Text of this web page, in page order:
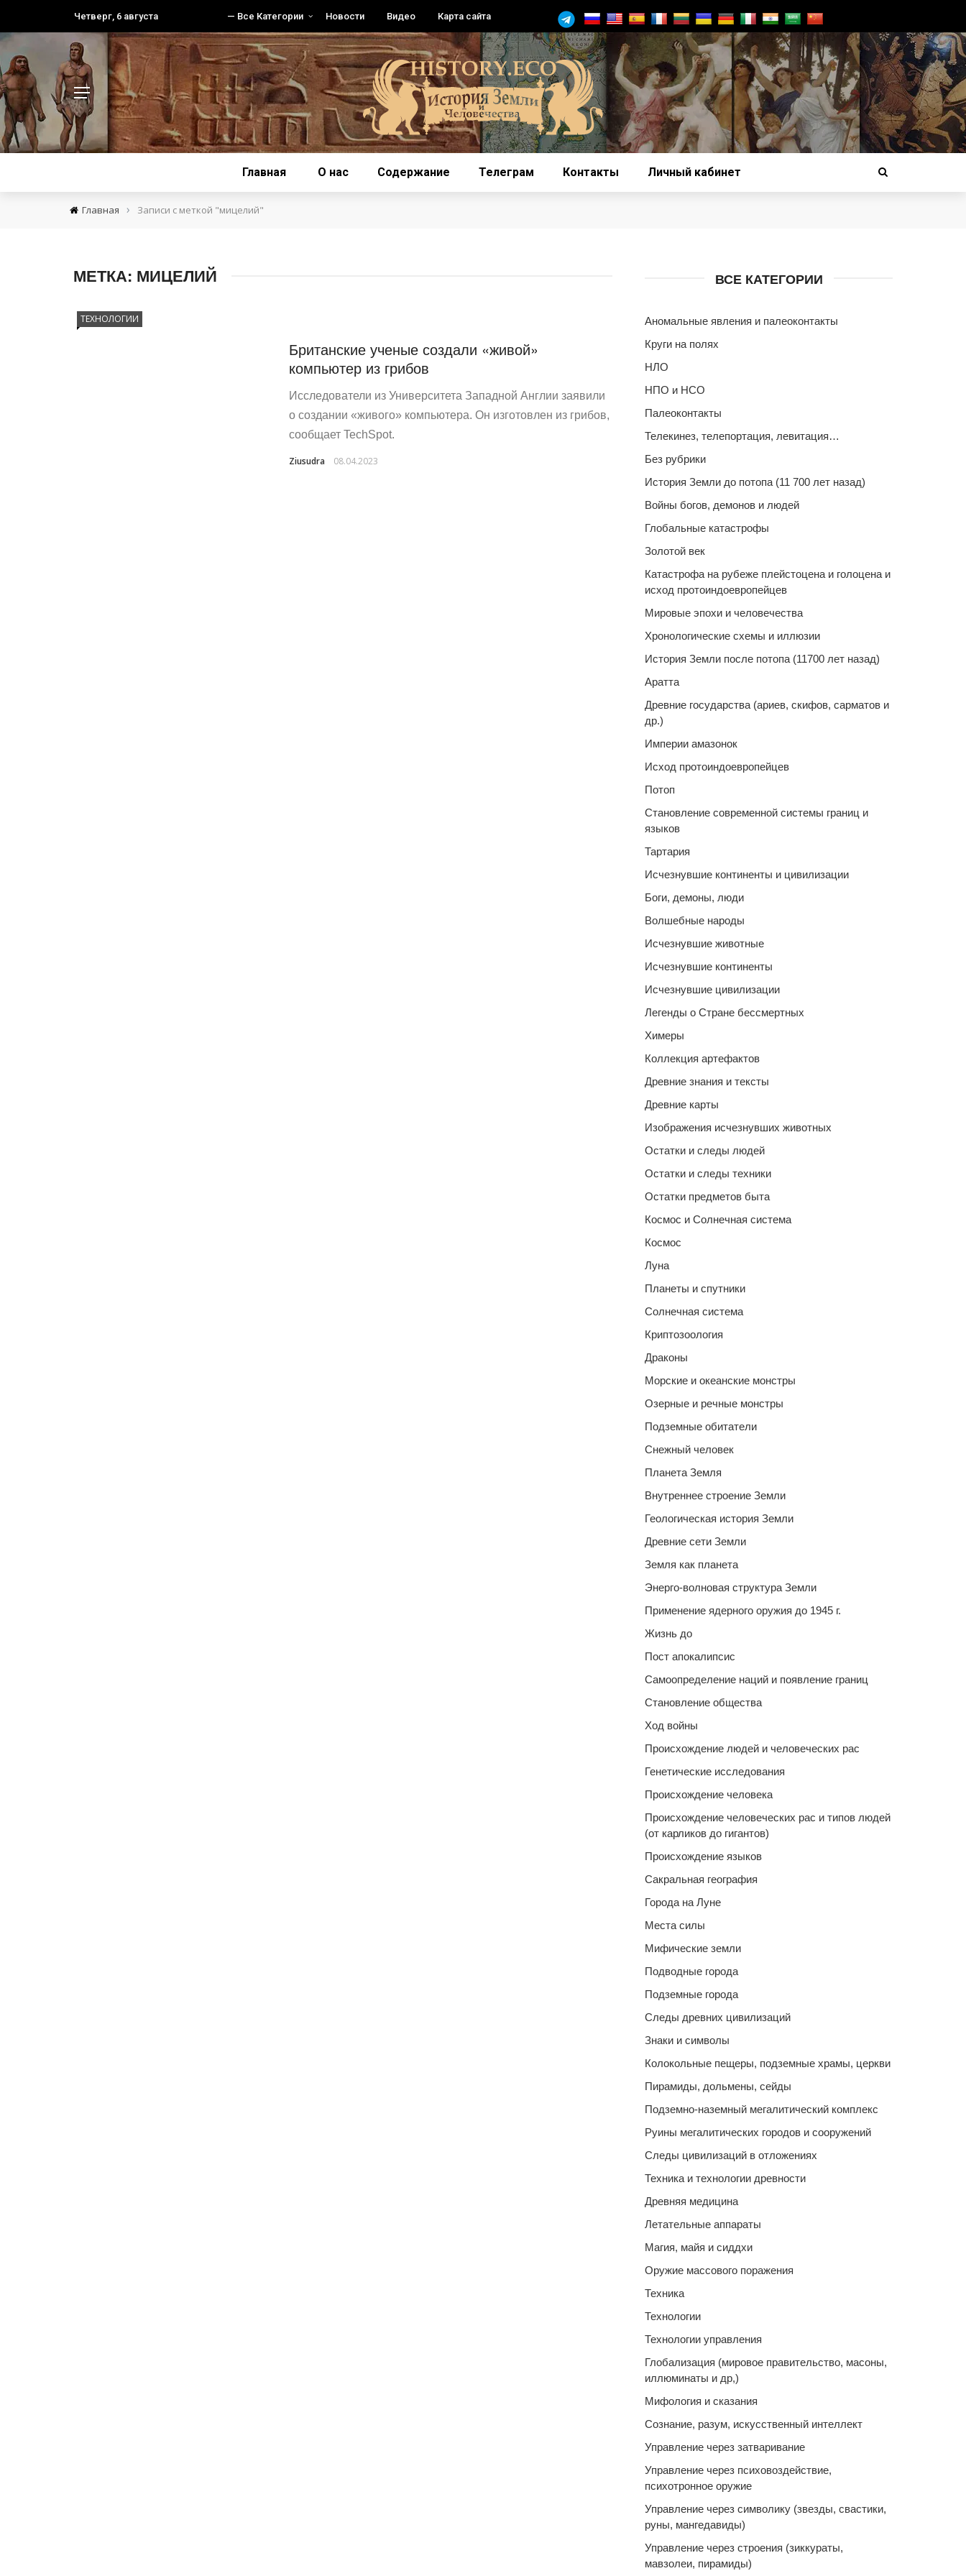
Четверг, 6 августа — Все Категории Новости Видео Карта сайта
Главная О нас Содержание Телеграм Контакты Личный кабинет
Главная › Записи с меткой "мицелий"
МЕТКА: МИЦЕЛИЙ
ТЕХНОЛОГИИ
Британские ученые создали «живой»
компьютер из грибов
Исследователи из Университета Западной Англии заявили
о создании «живого» компьютера. Он изготовлен из грибов,
сообщает TechSpot.
Ziusudra 08.04.2023
ВСЕ КАТЕГОРИИ
Аномальные явления и палеоконтакты
Круги на полях
НЛО
НПО и НСО
Палеоконтакты
Телекинез, телепортация, левитация…
Без рубрики
История Земли до потопа (11 700 лет назад)
Войны богов, демонов и людей
Глобальные катастрофы
Золотой век
Катастрофа на рубеже плейстоцена и голоцена и
исход протоиндоевропейцев
Мировые эпохи и человечества
Хронологические схемы и иллюзии
История Земли после потопа (11700 лет назад)
Аратта
Древние государства (ариев, скифов, сарматов и
др.)
Империи амазонок
Исход протоиндоевропейцев
Потоп
Становление современной системы границ и
языков
Тартария
Исчезнувшие континенты и цивилизации
Боги, демоны, люди
Волшебные народы
Исчезнувшие животные
Исчезнувшие континенты
Исчезнувшие цивилизации
Легенды о Стране бессмертных
Химеры
Коллекция артефактов
Древние знания и тексты
Древние карты
Изображения исчезнувших животных
Остатки и следы людей
Остатки и следы техники
Остатки предметов быта
Космос и Солнечная система
Космос
Луна
Планеты и спутники
Солнечная система
Криптозоология
Драконы
Морские и океанские монстры
Озерные и речные монстры
Подземные обитатели
Снежный человек
Планета Земля
Внутреннее строение Земли
Геологическая история Земли
Древние сети Земли
Земля как планета
Энерго-волновая структура Земли
Применение ядерного оружия до 1945 г.
Жизнь до
Пост апокалипсис
Самоопределение наций и появление границ
Становление общества
Ход войны
Происхождение людей и человеческих рас
Генетические исследования
Происхождение человека
Происхождение человеческих рас и типов людей
(от карликов до гигантов)
Происхождение языков
Сакральная география
Города на Луне
Места силы
Мифические земли
Подводные города
Подземные города
Следы древних цивилизаций
Знаки и символы
Колокольные пещеры, подземные храмы, церкви
Пирамиды, дольмены, сейды
Подземно-наземный мегалитический комплекс
Руины мегалитических городов и сооружений
Следы цивилизаций в отложениях
Техника и технологии древности
Древняя медицина
Летательные аппараты
Магия, майя и сиддхи
Оружие массового поражения
Техника
Технологии
Технологии управления
Глобализация (мировое правительство, масоны,
иллюминаты и др,)
Мифология и сказания
Сознание, разум, искусственный интеллект
Управление через затваривание
Управление через психовоздействие,
психотронное оружие
Управление через символику (звезды, свастики,
руны, мангедавиды)
Управление через строения (зиккураты,
мавзолеи, пирамиды)